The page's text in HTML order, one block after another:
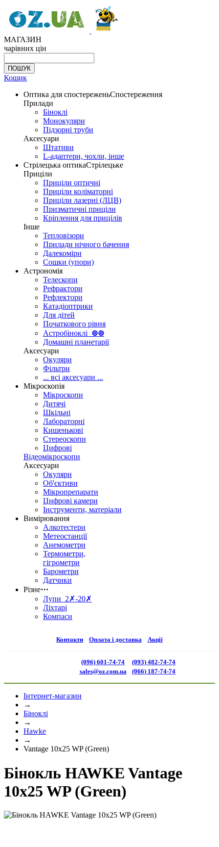
МАГАЗИН
чарівних цін
Кошик
Оптика для спостереженьСпостереження
Прилади
Біноклі
Монокуляри
Підзорні труби
Аксесуари
Штативи
L-адаптери, чохли, інше
Стрілецька оптикаСтрілецьке
Приціли
Приціли оптичні
Приціли коліматорні
Приціли лазерні (ЛЦВ)
Призматичні приціли
Кріплення для прицілів
Інше
Тепловізори
Прилади нічного бачення
Далекоміри
Сошки (упори)
Астрономія
Телескопи
Рефрактори
Рефлектори
Катадіоптрики
Для дітей
Початкового рівня
Астробіноклі ⊚⊚
Домашні планетарії
Аксесуари
Окуляри
Фільтри
... всі аксесуари ...
Мікроскопія
Мікроскопи
Дитячі
Шкільні
Лабораторні
Кишенькові
Стереоскопи
Цифрові
Відеомікроскопи
Аксесуари
Окуляри
Об'єктиви
Мікропрепарати
Цифрові камери
Інструменти, матеріали
Вимірювання
Алкотестери
Метеостанції
Анемометри
Термометри,
гігрометри
Барометри
Датчики
Різне⋯
Лупи 2✗-20✗
Ліхтарі
Компаси
Контакти Оплата і доставка Акції
(096) 601-74-74
sales@oz.com.ua
(093) 482-74-74
(066) 187-74-74
Інтернет-магазин
→
Біноклі
→
Hawke
→
Vantage 10x25 WP (Green)
Бінокль HAWKE Vantage
10x25 WP (Green)